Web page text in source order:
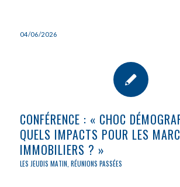
04/06/2026
CONFÉRENCE : « CHOC
QUELS IMPACTS POUR LES
IMMOBILIERS ? »
LES JEUDIS MATIN RÉUNIONS PASSÉES